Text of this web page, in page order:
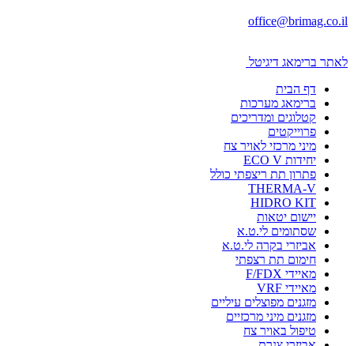
office@brimag.co.il
לאתר ברימאג דיגיטל
דף הבית
ברימאג מערכות
קטלוגים ומדריכים
פרוייקטים
מיני מרכזי לאויר צח
יחידות ECO V
פתרון תת ריצפתי כולל
THERMA-V
HIDRO KIT
יישום יטאות
שסתומים לי.ט.א
אביזרי בקרה לי.ט.א
חימום תת רצפתי
מאיידי F/FDX
מאיידי VRF
מזגנים מפוצלים עיליים
מזגנים מיני מרכזיים
טיפול באויר צח